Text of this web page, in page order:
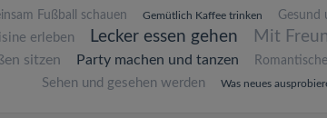
Fußball schauen Gemütlich Kaffee trinken Gesund
erleben Lecker essen gehen Mit
sitzen
Party machen und tanzen
Sehen und gesehen werden Was neues